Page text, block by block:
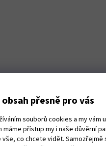
přesně pro vás
souborů cookies a my vám
máme přístup my i naše důvěrní
vše, co chcete vidět.